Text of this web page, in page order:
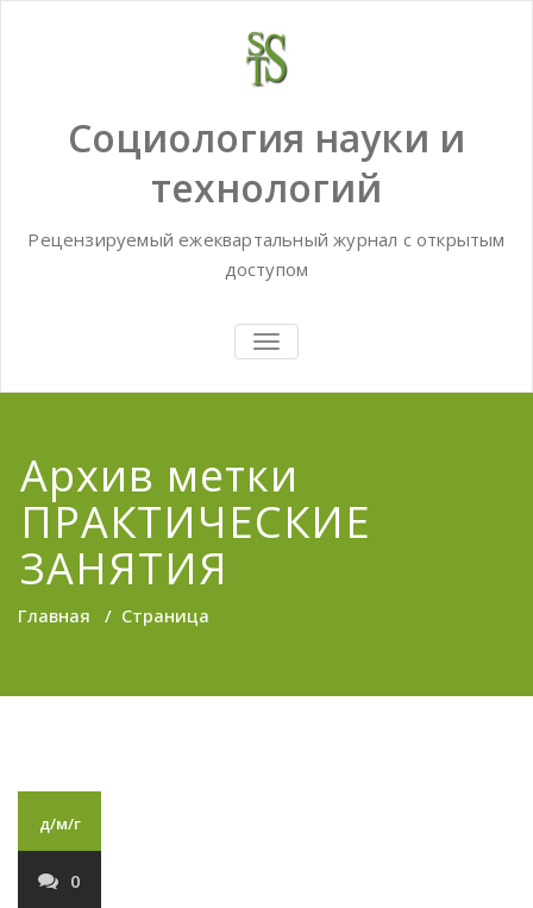
Социология науки и
технологий
Рецензируемый ежеквартальный журнал с открытым
доступом
TOGGLE
NAVIGATION
Архив метки
ПРАКТИЧЕСКИЕ
ЗАНЯТИЯ
Главная / Страница
д/м/г
0